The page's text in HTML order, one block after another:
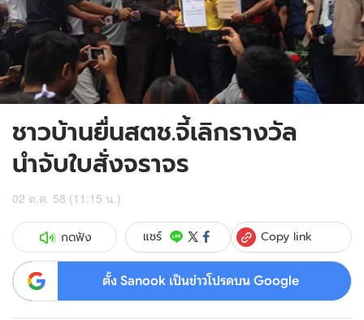
ชาวบ้านยื่นสตช.จี้เลิกรางวัล
นำจับใบสั่งจราจร
02 ต.ค. 58 (11:15 น.)
กดฟัง แชร์ Copy link
ตั้ง Sanook เป็นข่าวโปรดบน Google